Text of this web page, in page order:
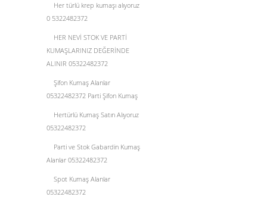
Her türlü krep kumaşı alıyoruz
0 5322482372
HER NEVİ STOK VE PARTİ
KUMAŞLARINIZ DEĞERİNDE
ALINIR 05322482372
Şifon Kumaş Alanlar
05322482372 Parti Şifon Kumaş
Hertürlü Kumaş Satın Alıyoruz
05322482372
Parti ve Stok Gabardin Kumaş
Alanlar 05322482372
Spot Kumaş Alanlar
05322482372